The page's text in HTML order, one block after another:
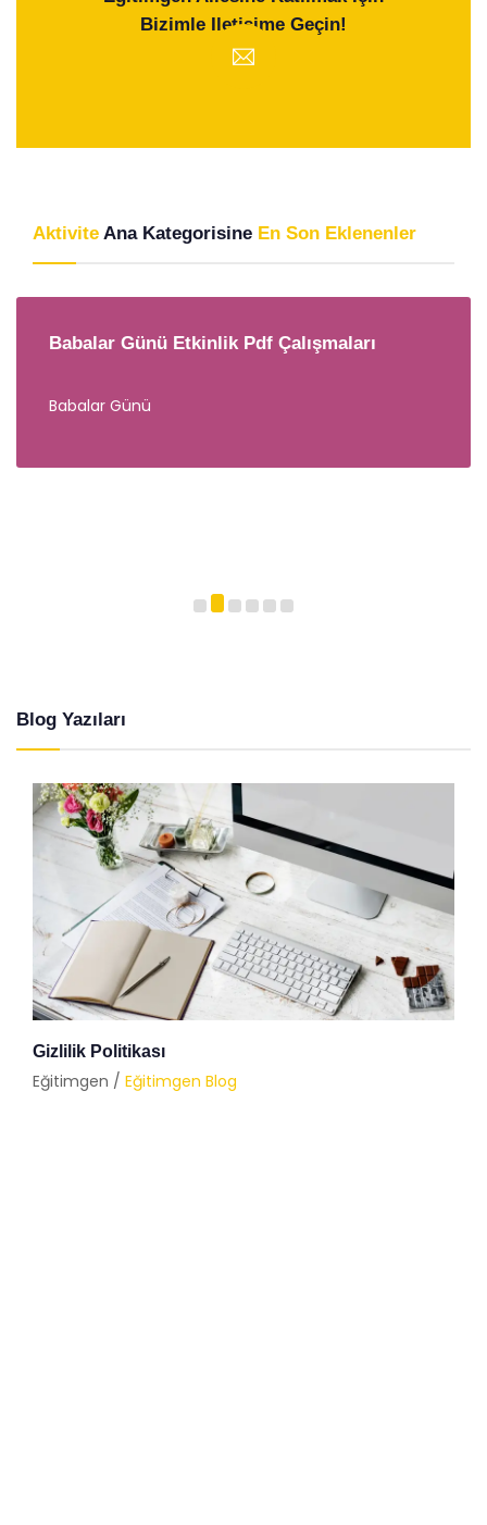
Bizimle Iletişime Geçin!
Aktivite Ana Kategorisine En Son Eklenenler
Babalar Günü Etkinlik Pdf Çalışmaları
Babalar Günü
Blog Yazıları
Gizlilik Politikası
Eğitimgen / Eğitimgen Blog